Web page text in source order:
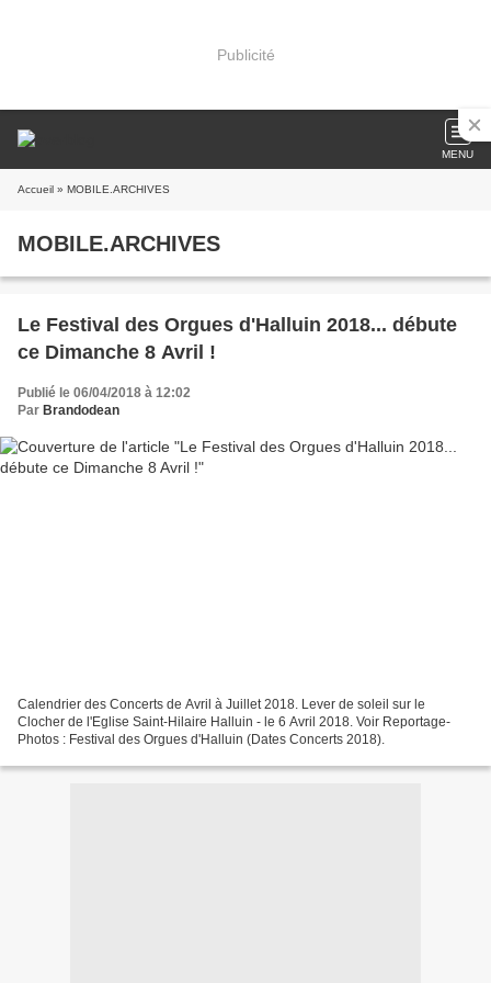
Publicité
MENU
Accueil » MOBILE.ARCHIVES
MOBILE.ARCHIVES
Le Festival des Orgues d'Halluin 2018... débute
ce Dimanche 8 Avril !
Publié le 06/04/2018 à 12:02
Par Brandodean
Calendrier des Concerts de Avril à Juillet 2018. Lever de soleil sur le
Clocher de l'Eglise Saint-Hilaire Halluin - le 6 Avril 2018. Voir Reportage-
Photos : Festival des Orgues d'Halluin (Dates Concerts 2018).